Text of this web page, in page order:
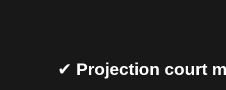
✔ Projection court